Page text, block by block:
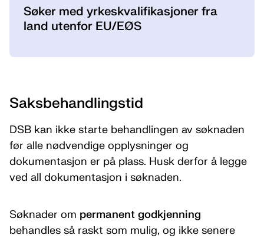
Søker med yrkeskvalifikasjoner fra
land utenfor EU/EØS
Saksbehandlingstid
DSB kan ikke starte behandlingen av søknaden
før alle nødvendige opplysninger og
dokumentasjon er på plass. Husk derfor å legge
ved all dokumentasjon i søknaden.
Søknader om permanent godkjenning
behandles så raskt som mulig, og ikke senere